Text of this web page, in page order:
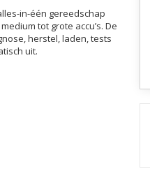
in-één gereedschap
tot grote accu’s. De
herstel, laden, tests
uit.